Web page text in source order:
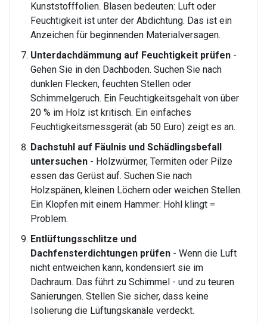
Kunststofffolien. Blasen bedeuten: Luft oder
Feuchtigkeit ist unter der Abdichtung. Das ist ein
Anzeichen für beginnenden Materialversagen.
Unterdachdämmung auf Feuchtigkeit prüfen -
Gehen Sie in den Dachboden. Suchen Sie nach
dunklen Flecken, feuchten Stellen oder
Schimmelgeruch. Ein Feuchtigkeitsgehalt von über
20 % im Holz ist kritisch. Ein einfaches
Feuchtigkeitsmessgerät (ab 50 Euro) zeigt es an.
Dachstuhl auf Fäulnis und Schädlingsbefall
untersuchen - Holzwürmer, Termiten oder Pilze
essen das Gerüst auf. Suchen Sie nach
Holzspänen, kleinen Löchern oder weichen Stellen.
Ein Klopfen mit einem Hammer: Hohl klingt =
Problem.
Entlüftungsschlitze und
Dachfensterdichtungen prüfen - Wenn die Luft
nicht entweichen kann, kondensiert sie im
Dachraum. Das führt zu Schimmel - und zu teuren
Sanierungen. Stellen Sie sicher, dass keine
Isolierung die Lüftungskanäle verdeckt.